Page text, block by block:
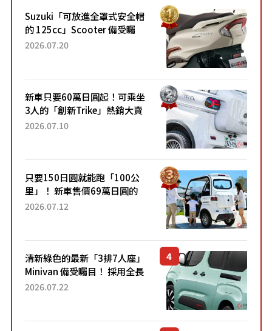
Suzuki「可放進全罩式安全帽
的 125cc」Scooter 備受矚
目！採用全新流線設計與各項
2026.07.20
新車只要60萬日圓起！可乘坐
3人的「創新Trike」熱銷大賣
成為人氣車款！「養車成本真
2026.07.10
只要150日圓就能跑「100公
里」！ 新車售價69萬日圓的
「3人座」Trike大受歡迎！ 順
2026.07.12
清新綠色的最新「3排7人座」
Minivan 備受矚目！ 採用全長
4.7公尺剛剛好的車身尺寸與
2026.07.22